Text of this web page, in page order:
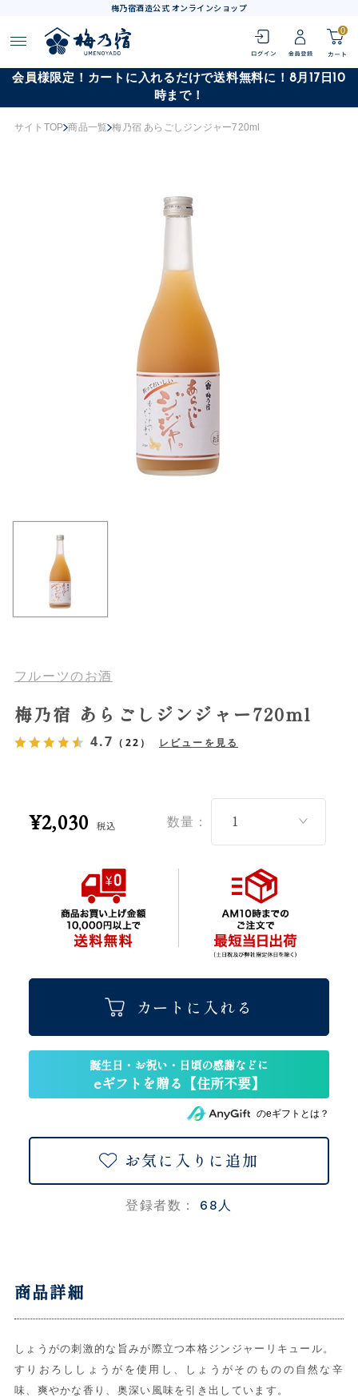
梅乃宿酒造公式 オンラインショップ
0
会員様限定！カートに入れるだけで送料無料に！8月17日10
時まで！
サイトTOP 商品一覧 梅乃宿 あらごしジンジャー720ml
フルーツのお酒
梅乃宿 あらごしジンジャー720ml
4.7 （22） レビューを見る
¥2,030 税込 数量：
カートに入れる
のeギフトとは？
お気に入りに追加
登録者数： 68人
商品詳細
しょうがの刺激的な旨みが際立つ本格ジンジャーリキュール。
すりおろししょうがを使用し、しょうがそのものの自然な辛
味、爽やかな香り、奥深い風味を引き出しています。